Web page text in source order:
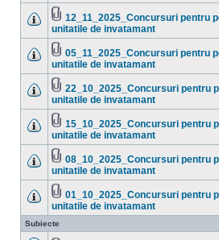
sunt
mesaje
necitite
Nu
sunt
mesaje
necitite
Fişier(e)
ataşat(e)
12_11_2025_Concursuri pentru
unitatile de invatamant
Nu
sunt
mesaje
necitite
Fişier(e)
ataşat(e)
05_11_2025_Concursuri pentru
unitatile de invatamant
Nu
sunt
mesaje
necitite
Fişier(e)
ataşat(e)
22_10_2025_Concursuri pentru
unitatile de invatamant
Nu
sunt
mesaje
necitite
Fişier(e)
ataşat(e)
15_10_2025_Concursuri pentru
unitatile de invatamant
Nu
sunt
mesaje
necitite
Fişier(e)
ataşat(e)
08_10_2025_Concursuri pentru
unitatile de invatamant
Nu
sunt
mesaje
necitite
Fişier(e)
ataşat(e)
01_10_2025_Concursuri pentru
unitatile de invatamant
Subiecte